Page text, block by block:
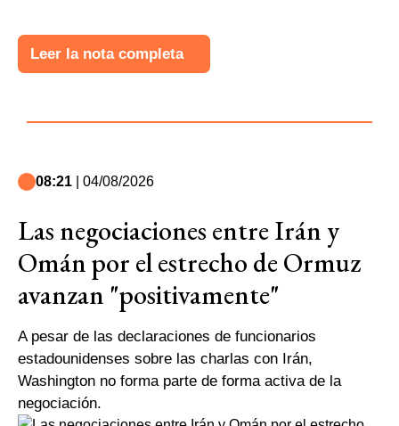
Leer la nota completa
08:21 | 04/08/2026
Las negociaciones entre Irán y
Omán por el estrecho de Ormuz
avanzan "positivamente"
A pesar de las declaraciones de funcionarios
estadounidenses sobre las charlas con Irán,
Washington no forma parte de forma activa de la
negociación.